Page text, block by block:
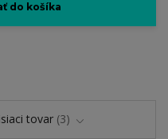
do košíka
tovar 3